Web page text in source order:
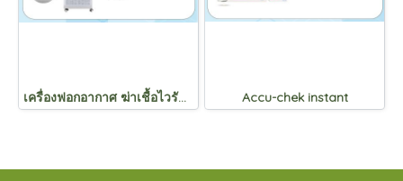
เครื่องฟอกอากาศ ฆ่าเชื้อไวรัสเเละ เเบคทีเรีย Accu-chek instant